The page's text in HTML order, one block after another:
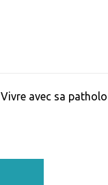
Vivre avec sa